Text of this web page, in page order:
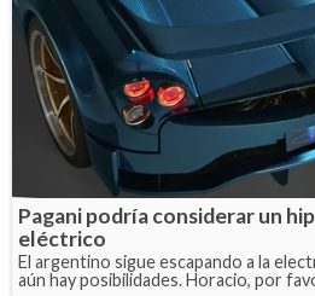
Pagani podría considerar un
eléctrico
El argentino sigue escapando a la
aún hay posibilidades. Horacio, por